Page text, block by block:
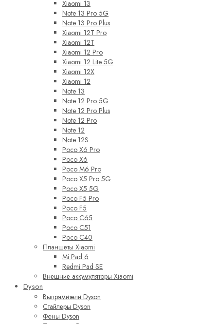
Xiaomi 13
Note 13 Pro 5G
Note 13 Pro Plus
Xiaomi 12T Pro
Xiaomi 12T
Xiaomi 12 Pro
Xiaomi 12 Lite 5G
Xiaomi 12X
Xiaomi 12
Note 13
Note 12 Pro 5G
Note 12 Pro Plus
Note 12 Pro
Note 12
Note 12S
Poco X6 Pro
Poco X6
Poco M6 Pro
Poco X5 Pro 5G
Poco X5 5G
Poco F5 Pro
Poco F5
Poco C65
Poco C51
Poco C40
Планшеты Xiaomi
Mi Pad 6
Redmi Pad SE
Внешние аккумуляторы Xiaomi
Dyson
Выпрямители Dyson
Стайлеры Dyson
Фены Dyson